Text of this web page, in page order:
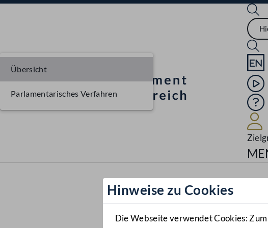
Hinweise zu Cookies
Die Webseite verwendet Cookies:
Übersicht
Parlamentarisches Verfahren